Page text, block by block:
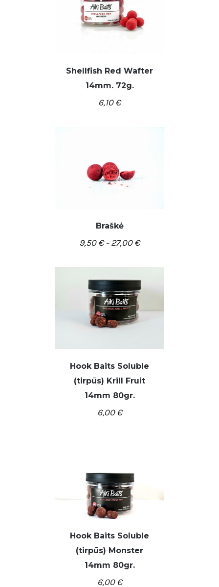
Shellfish Red Wafter
14mm. 72g.
6,10€
PASIRINKTI SAVYBES
Braškė
9,50€– 27,00€
Hook Baits Soluble
(tirpūs) Krill Fruit
14mm 80gr.
6,00€
Hook Baits Soluble
(tirpūs) Monster
14mm 80gr.
6,00€